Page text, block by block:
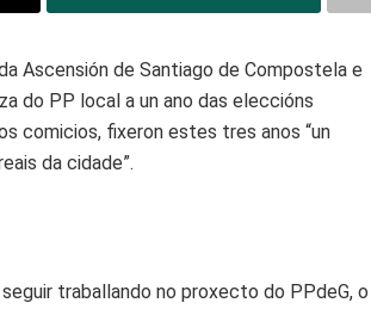
Ascensión de Santiago de Compostela e
do PP local a un ano das eleccións
comicios, fixeron estes tres anos “un
da cidade”.
traballando no proxecto do PPdeG, o